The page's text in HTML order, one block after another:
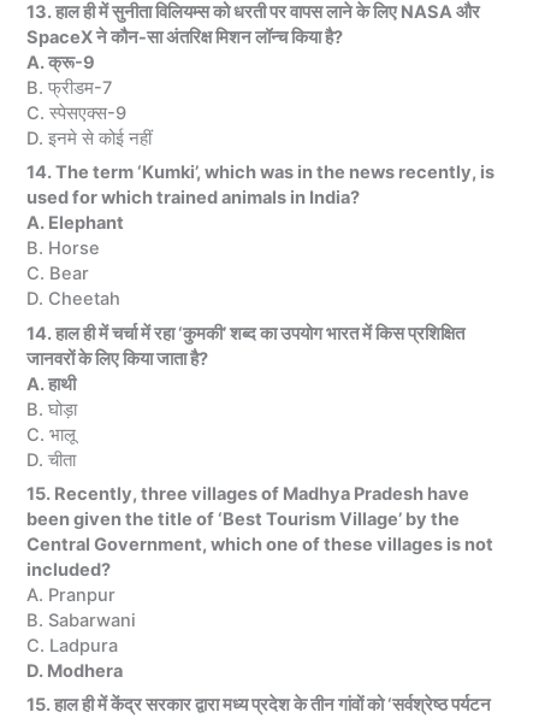
13. हाल ही में सुनीता विलियम्स को धरती पर वापस लाने के लिए NASA और
SpaceX ने कौन-सा अंतरिक्ष मिशन लॉन्च किया है?
A. क्रू-9
B. फ्रीडम-7
C. स्पेसएक्स-9
D. इनमे से कोई नहीं
14. The term ‘Kumki’, which was in the news recently, is
used for which trained animals in India?
A. Elephant
B. Horse
C. Bear
D. Cheetah
14. हाल ही में चर्चा में रहा ‘कुमकी’ शब्द का उपयोग भारत में किस प्रशिक्षित
जानवरों के लिए किया जाता है?
A. हाथी
B. घोड़ा
C. भालू
D. चीता
15. Recently, three villages of Madhya Pradesh have
been given the title of ‘Best Tourism Village’ by the
Central Government, which one of these villages is not
included?
A. Pranpur
B. Sabarwani
C. Ladpura
D. Modhera
15. हाल ही में केंद्र सरकार द्वारा मध्य प्रदेश के तीन गांवों को ‘सर्वश्रेष्ठ पर्यटन